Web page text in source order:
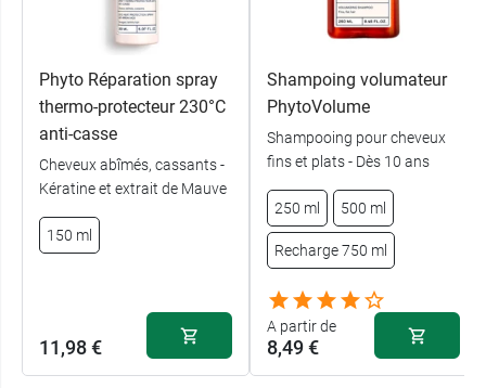
Phyto Réparation spray
thermo-protecteur 230°C
anti-casse
Cheveux abîmés, cassants -
Kératine et extrait de Mauve
150 ml
11,98 €
Shampoing volumateur
PhytoVolume
Shampooing pour cheveux
fins et plats - Dès 10 ans
250 ml 500 ml
Recharge 750 ml
A partir de
8,49 €